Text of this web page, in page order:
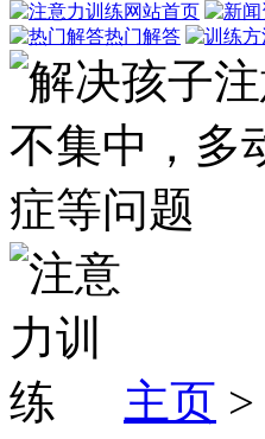
网站首页
热门解答
主页 >